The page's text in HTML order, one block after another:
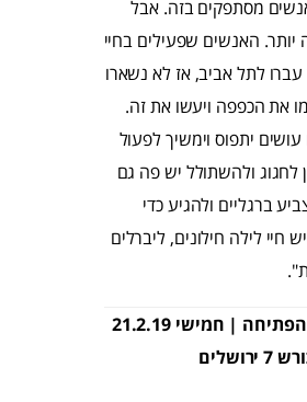
מסתפקים בזה. אבל
האנשים שפעילים בחיי
לתל אביב, אז לא נשארו
את הכפפה ויעשו את זה.
יתפוס וימשיך לפעול
לחגוג ולהשתולל יש פה גם
ברגליים ולהגיע כדי
חיי לילה חילונים, ליברלים
EVERYBODY מסיבת הפתיחה | חמישי 21.2.19